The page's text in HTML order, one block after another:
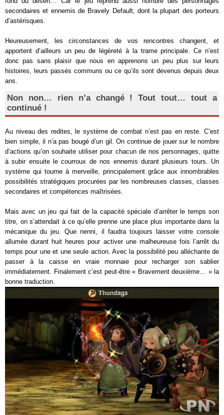
secondaires et ennemis de Bravely Default, dont la plupart des porteurs
d’astérisques.
Heureusement, les circonstances de vos rencontres changent, et
apportent d’ailleurs un peu de légèreté à la trame principale. Ce n’est
donc pas sans plaisir que nous en apprenons un peu plus sur leurs
histoires, leurs passés communs ou ce qu’ils sont devenus depuis deux
ans.
Non non… rien n’a changé ! Tout tout… tout a
continué !
Au niveau des redites, le système de combat n’est pas en reste. C’est
bien simple, il n’a pas bougé d’un gil. On continue de jouer sur le nombre
d’actions qu’on souhaite utiliser pour chacun de nos personnages, quitte
à subir ensuite le courroux de nos ennemis durant plusieurs tours. Un
système qui tourne à merveille, principalement grâce aux innombrables
possibilités stratégiques procurées par les nombreuses classes, classes
secondaires et compétences maîtrisées.
Mais avec un jeu qui fait de la capacité spéciale d’arrêter le temps son
titre, on s’attendait à ce qu’elle prenne une place plus importante dans la
mécanique du jeu. Que nenni, il faudra toujours laisser votre console
allumée durant huit heures pour activer une malheureuse fois l’arrêt du
temps pour une et une seule action. Avec la possibilité peu alléchante de
passer à la caisse en vraie monnaie pour recharger son sablier
immédiatement. Finalement c’est peut-être « Bravement deuxième… » la
bonne traduction.